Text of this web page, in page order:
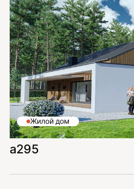
Жилой дом
а295